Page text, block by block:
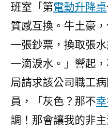
班室「第電動升降桌
質感互換。牛土豪
一張鈔票，換取張
一滴淚水。」響起
局請求該公司職工
員，「灰色？那不
調！那會讓我的非